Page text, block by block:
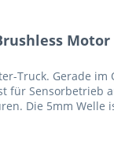
Motor
Truck. Gerade
für
Die 5mm